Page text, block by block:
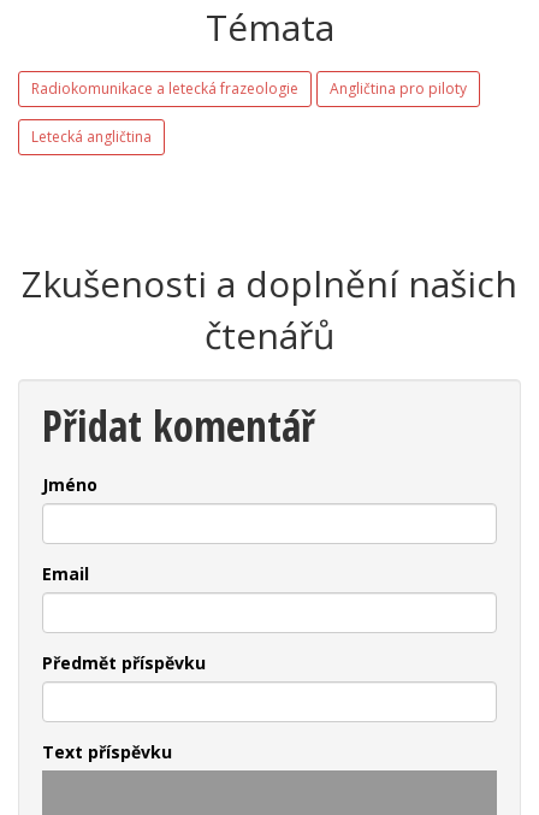
Témata
Radiokomunikace a letecká frazeologie Angličtina pro piloty
Letecká angličtina
Zkušenosti a doplnění našich
čtenářů
Přidat komentář
Jméno
Email
Předmět příspěvku
Text příspěvku